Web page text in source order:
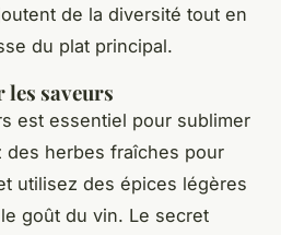
de la diversité tout en
du plat principal.
saveurs
est essentiel pour sublimer
des herbes fraîches pour
utilisez des épices légères
goût du vin. Le secret